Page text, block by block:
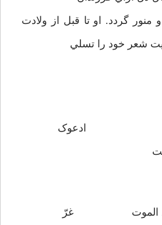
گردد. او تا قبل از ولادت
شعر خود را تسلي
البيت ادعوک
قبل الموت غرّ